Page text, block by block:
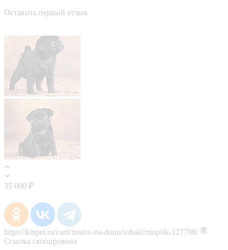
Оставить первый отзыв
35 000 ₽
https://kinpet.ru/card/rostov-na-donu/sobaki/mopsik-127798/
Ссылка скопирована